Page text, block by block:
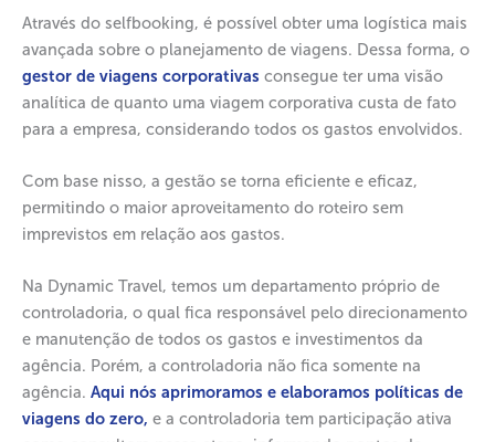
Através do selfbooking, é possível obter uma logística mais
avançada sobre o planejamento de viagens. Dessa forma, o
gestor de viagens corporativas consegue ter uma visão
analítica de quanto uma viagem corporativa custa de fato
para a empresa, considerando todos os gastos envolvidos.
Com base nisso, a gestão se torna eficiente e eficaz,
permitindo o maior aproveitamento do roteiro sem
imprevistos em relação aos gastos.
Na Dynamic Travel, temos um departamento próprio de
controladoria, o qual fica responsável pelo direcionamento
e manutenção de todos os gastos e investimentos da
agência. Porém, a controladoria não fica somente na
agência. Aqui nós aprimoramos e elaboramos políticas de
viagens do zero, e a controladoria tem participação ativa